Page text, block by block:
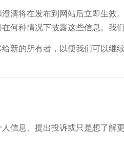
清将在发布到网站后立即生效
何种情况下披露这些信息。我
新的所有者，以便我们可以继续
信息、提出投诉或只是想了解